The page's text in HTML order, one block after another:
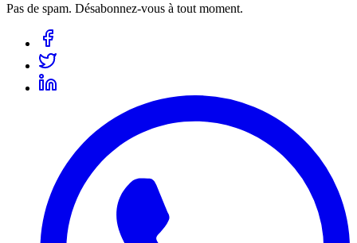
Pas de spam. Désabonnez-vous à tout moment.